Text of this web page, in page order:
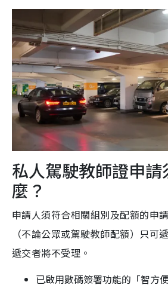
私人駕駛教師證申
麼？
申請人須符合相關組別及配額的申
（不論公眾或駕駛教師配額）只可
遞交者將不受理。
已啟用數碼簽署功能的「智方